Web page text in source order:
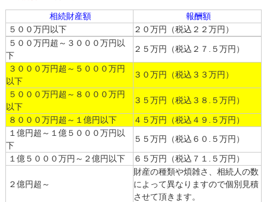
相続財産額
報酬額
５００万円以下
２０万円（税込２２万円）
５００万円超～３０００万円以
下
２５万円（税込２７.５万円）
３０００万円超～５０００万円
以下
３０万円（税込３３万円）
５０００万円超～８０００万円
以下
３５万円（税込３８.５万円）
８０００万円超～１億円以下
４５万円（税込４９.５万円）
１億円超～１億５０００万円以
下
５５万円（税込６０.５万円）
１億５０００万円～２億円以下 ６５万円（税込７１.５万円）
２億円超～
財産の種類や煩雑さ、相続人の数
によって異なりますので個別見積
させて頂きます。